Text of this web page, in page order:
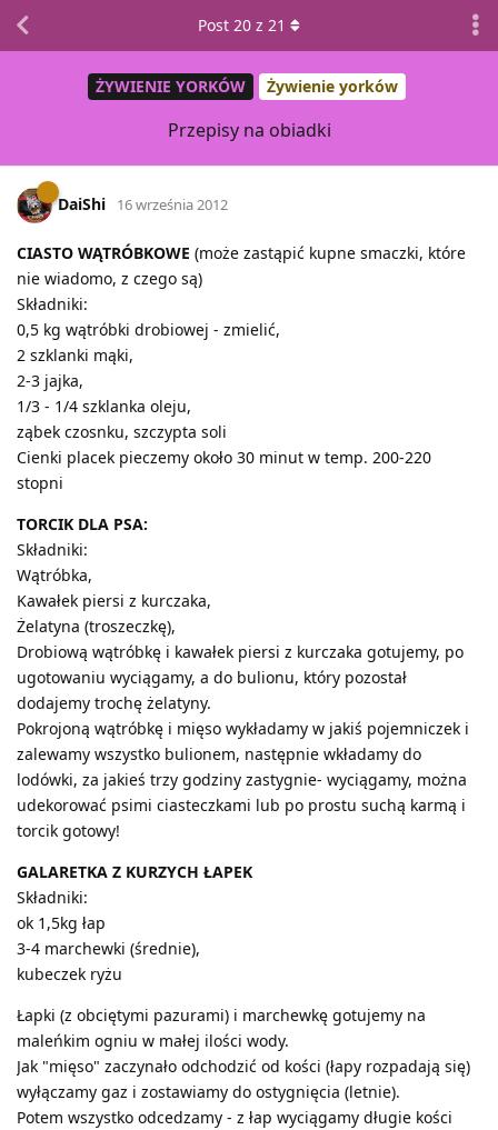
ŻYWIENIE YORKÓW Żywienie yorków
Przepisy na obiadki
Post 20 z 21
DaiShi 16 września 2012
CIASTO WĄTRÓBKOWE (może zastąpić kupne smaczki, które
nie wiadomo, z czego są)
Składniki:
0,5 kg wątróbki drobiowej - zmielić,
2 szklanki mąki,
2-3 jajka,
1/3 - 1/4 szklanka oleju,
ząbek czosnku, szczypta soli
Cienki placek pieczemy około 30 minut w temp. 200-220
stopni
TORCIK DLA PSA:
Składniki:
Wątróbka,
Kawałek piersi z kurczaka,
Żelatyna (troszeczkę),
Drobiową wątróbkę i kawałek piersi z kurczaka gotujemy, po
ugotowaniu wyciągamy, a do bulionu, który pozostał
dodajemy trochę żelatyny.
Pokrojoną wątróbkę i mięso wykładamy w jakiś pojemniczek i
zalewamy wszystko bulionem, następnie wkładamy do
lodówki, za jakieś trzy godziny zastygnie- wyciągamy, można
udekorować psimi ciasteczkami lub po prostu suchą karmą i
torcik gotowy!
GALARETKA Z KURZYCH ŁAPEK
Składniki:
ok 1,5kg łap
3-4 marchewki (średnie),
kubeczek ryżu
Łapki (z obciętymi pazurami) i marchewkę gotujemy na
maleńkim ogniu w małej ilości wody.
Jak "mięso" zaczynało odchodzić od kości (łapy rozpadają się)
wyłączamy gaz i zostawiamy do ostygnięcia (letnie).
Potem wszystko odcedzamy - z łap wyciągamy długie kości